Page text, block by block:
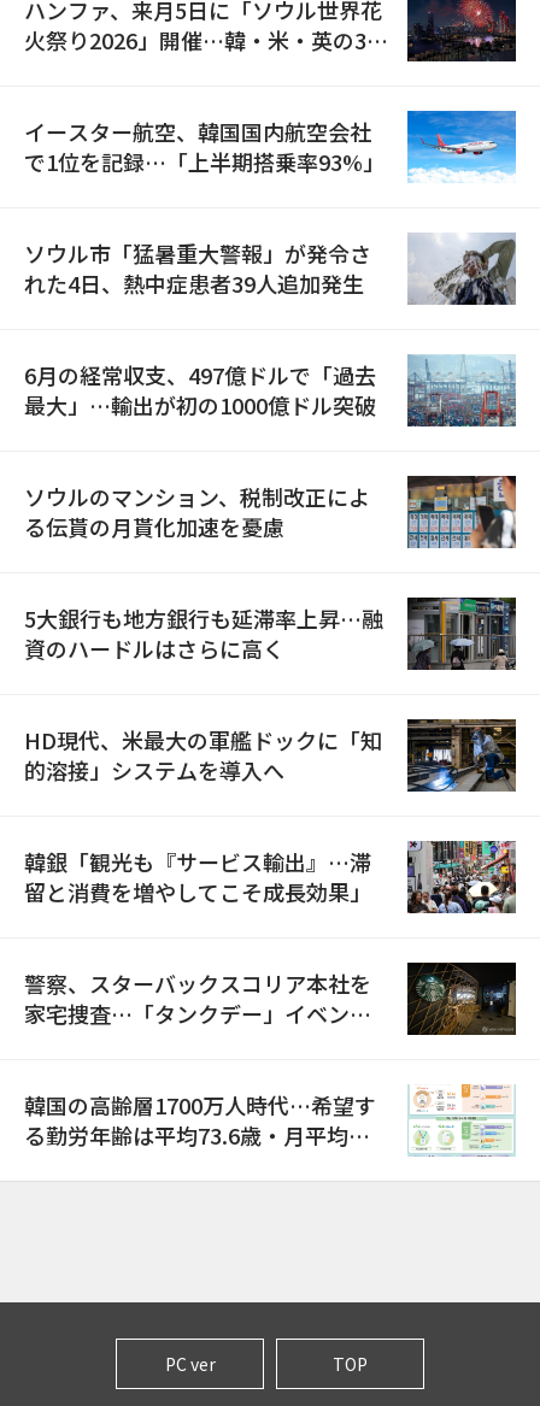
ハンファ、来月5日に「ソウル世界花
火祭り2026」開催…韓・米・英の3カ
イースター航空、韓国国内航空会社
で1位を記録…「上半期搭乗率93%」
ソウル市「猛暑重大警報」が発令さ
れた4日、熱中症患者39人追加発生
6月の経常収支、497億ドルで「過去
最大」…輸出が初の1000億ドル突破
ソウルのマンション、税制改正によ
る伝貰の月貰化加速を憂慮
5大銀行も地方銀行も延滞率上昇…融
資のハードルはさらに高く
HD現代、米最大の軍艦ドックに「知
的溶接」システムを導入へ
韓銀「観光も『サービス輸出』…滞
留と消費を増やしてこそ成長効果」
警察、スターバックスコリア本社を
家宅捜査…「タンクデー」イベント
韓国の高齢層1700万人時代…希望す
る勤労年齢は平均73.6歳・月平均賃
PC ver TOP